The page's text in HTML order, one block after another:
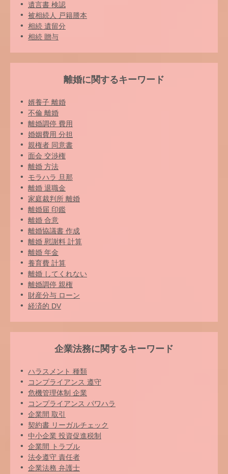
遺言書 検認
被相続人 戸籍謄本
相続 遺留分
相続 贈与
離婚に関するキーワード
婿養子 離婚
不倫 離婚
離婚調停 費用
婚姻費用 分担
親権者 同意書
面会 交渉権
離婚 方法
モラハラ 旦那
離婚 退職金
家庭裁判所 離婚
離婚届 印鑑
離婚 合意
離婚協議書 作成
離婚 慰謝料 計算
離婚 年金
養育費 計算
離婚 してくれない
離婚調停 親権
財産分与 ローン
経済的 DV
企業法務に関するキーワード
ハラスメント 種類
コンプライアンス 遵守
危機管理体制 企業
コンプライアンス パワハラ
企業間 取引
契約書 リーガルチェック
中小企業 投資促進税制
企業間 トラブル
法令遵守 責任者
企業法務 弁護士